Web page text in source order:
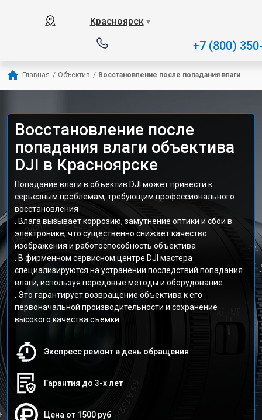
Красноярск ▼
+7 (800)
Главная / Объектив / Восстановление после попадания влаги
Восстановление после
попадания влаги объектива
DJI в Красноярске
Попадание влаги в объектив DJI может привести к
серьезным проблемам, требующим профессионального
восстановления
. Влага вызывает коррозию, замутнение оптики и сбои в
электронике, что существенно снижает качество
изображения и работоспособность объектива
. В фирменном сервисном центре DJI мастера
специализируются на устранении последствий попадания
влаги, используя передовые методы и оборудование
. Это гарантирует возвращение объектива к его
первоначальной производительности и сохранение
высокого качества съемки.
Экспресс ремонт в день обращения
Гарантия до 3-х лет
Цена от 1500 руб